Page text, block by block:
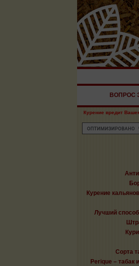
ВОПРОС
Курение вредит
Курение
Лучший
Сорта
Perique – табак